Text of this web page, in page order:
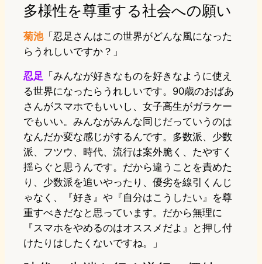
多様性を尊重する社会への願い
菊池「忍足さんはこの世界がどんな風になった
らうれしいですか？」
忍足 「みんなが好きなものを好きなように使え
る世界になったらうれしいです。90歳のおばあ
さんがスマホでもいいし、女子高生がガラケー
でもいい。みんながみんな同じだっていうのは
なんだか変な感じがするんです。多数派、少数
派、フツウ、時代、流行は案外脆く、たやすく
揺らぐと思うんです。だから違うことを責めた
り、少数派を追いやったり、優劣を線引くんじ
ゃなく、『好き』や『自分はこうしたい』を尊
重すべきだなと思っています。だから無理に
『スマホをやめるのはオススメだよ』と押し付
けたりはしたくないですね。」